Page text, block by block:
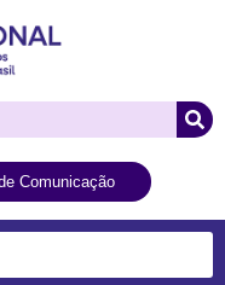
Comunicação